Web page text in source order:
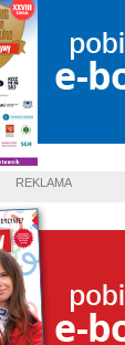
REKLAMA